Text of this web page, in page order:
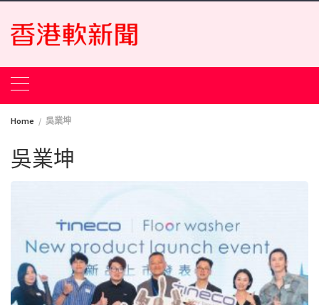
Skip
content
Home 吳業坤
吳業坤